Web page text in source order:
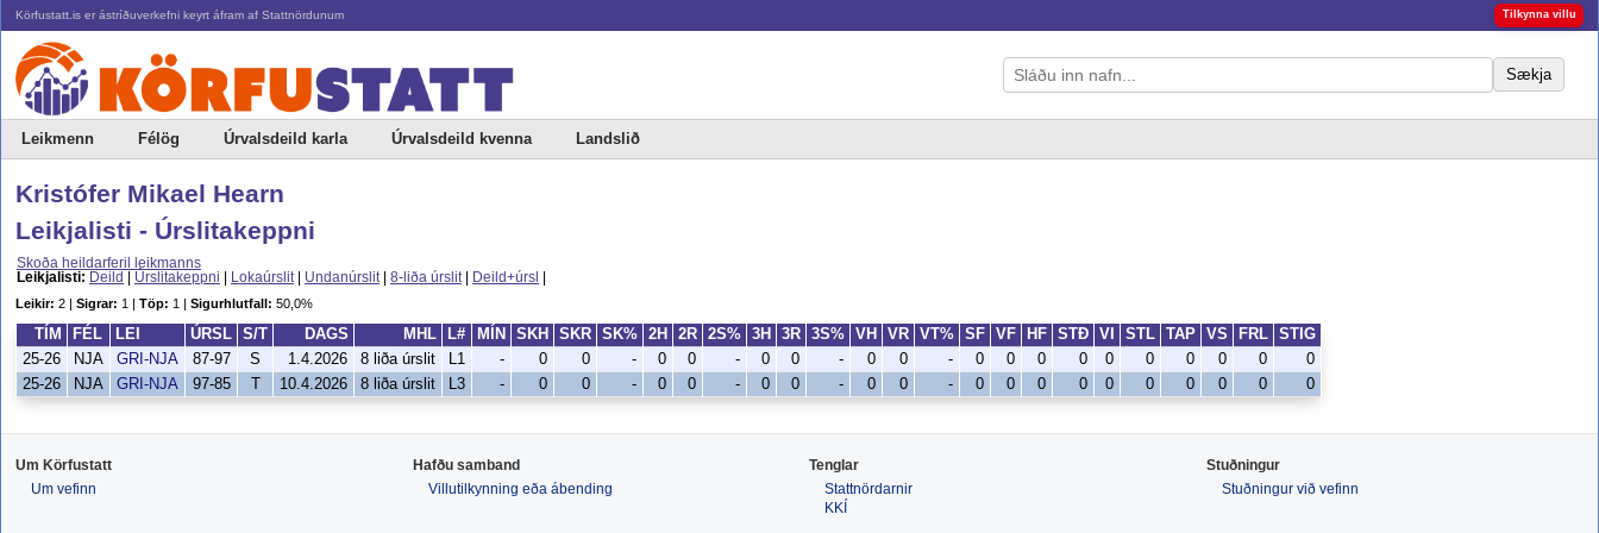
Körfustatt.is er ástríðuverkefni keyrt áfram af Stattnördunum Tilkynna villu
Sækja
Leikmenn Félög Úrvalsdeild karla Úrvalsdeild kvenna Landslið
Kristófer Mikael Hearn
Leikjalisti - Úrslitakeppni
Skoða heildarferil leikmanns
Leikjalisti: Deild | Úrslitakeppni | Lokaúrslit | Undanúrslit | 8-liða úrslit | Deild+úrsl |
Leikir: 2 | Sigrar: 1 | Töp: 1 | Sigurhlutfall: 50,0%
TÍM FÉL LEI ÚRSL S/T DAGS MHL L# MÍN SKH SKR SK% 2H 2R 2S% 3H 3R 3S% VH VR VT% SF VF HF STÐ VI STL TAP VS FRL
STIG
25-26
NJA GRI-NJA 87-97 S 1.4.2026 8 liða úrslit L1 - 0 0 - 0 0 - 0 0 - 0 0 - 0 0 0 0 0 0 0 0 0
0
25-26
NJA GRI-NJA 97-85 T 10.4.2026 8 liða úrslit L3 - 0 0 - 0 0 - 0 0 - 0 0 - 0 0 0 0 0 0 0 0 0 0
Um Körfustatt
Um vefinn
Hafðu samband
Villutilkynning eða ábending
Tenglar
Stattnördarnir
KKÍ
Stuðningur
Stuðningur við vefinn